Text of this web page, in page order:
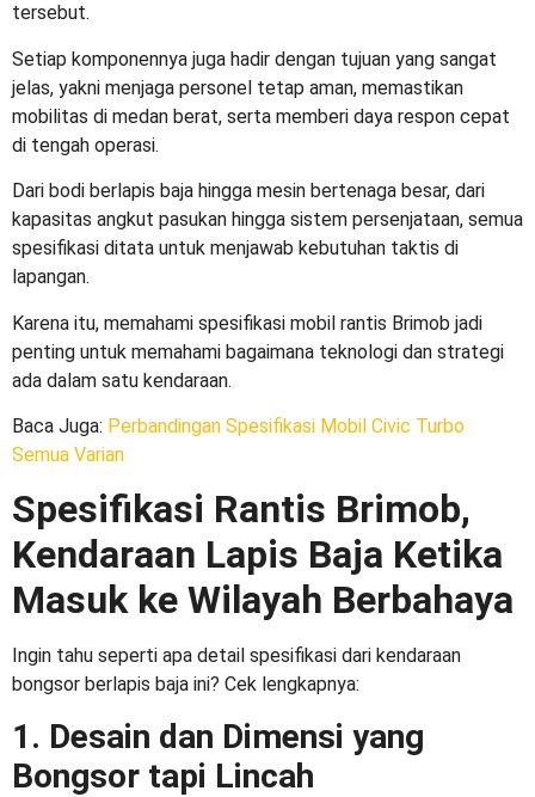
tersebut.
Setiap komponennya juga hadir dengan tujuan yang sangat
jelas, yakni menjaga personel tetap aman, memastikan
mobilitas di medan berat, serta memberi daya respon cepat
di tengah operasi.
Dari bodi berlapis baja hingga mesin bertenaga besar, dari
kapasitas angkut pasukan hingga sistem persenjataan, semua
spesifikasi ditata untuk menjawab kebutuhan taktis di
lapangan.
Karena itu, memahami spesifikasi mobil rantis Brimob jadi
penting untuk memahami bagaimana teknologi dan strategi
ada dalam satu kendaraan.
Baca Juga: Perbandingan Spesifikasi Mobil Civic Turbo
Semua Varian
Spesifikasi Rantis Brimob,
Kendaraan Lapis Baja Ketika
Masuk ke Wilayah Berbahaya
Ingin tahu seperti apa detail spesifikasi dari kendaraan
bongsor berlapis baja ini? Cek lengkapnya:
1. Desain dan Dimensi yang
Bongsor tapi Lincah